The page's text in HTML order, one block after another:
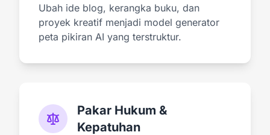
Ubah ide blog, kerangka buku, dan
proyek kreatif menjadi model generator
peta pikiran AI yang terstruktur.
Pakar Hukum &
Kepatuhan